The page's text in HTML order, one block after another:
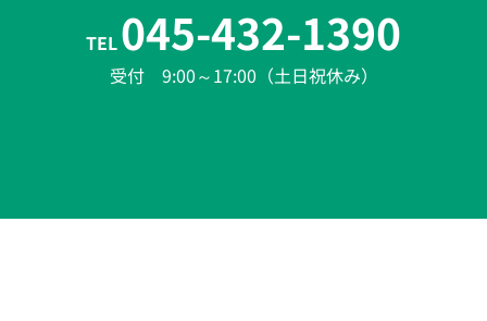
TEL045-432-1390
受付 9:00～17:00（土日祝休み）